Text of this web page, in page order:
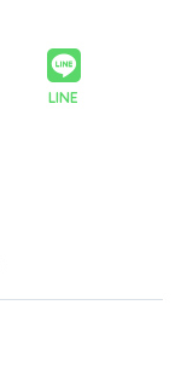
LINE